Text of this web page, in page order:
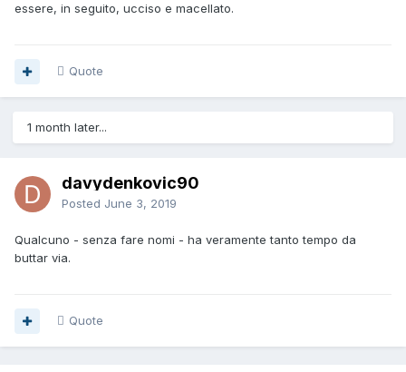
essere, in seguito, ucciso e macellato.
Quote
1 month later...
davydenkovic90
Posted June 3, 2019
Qualcuno - senza fare nomi - ha veramente tanto tempo da
buttar via.
Quote